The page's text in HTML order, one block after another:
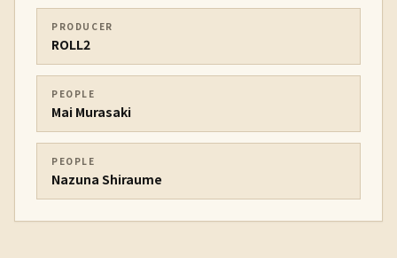
PRODUCER
ROLL2
PEOPLE
Mai Murasaki
PEOPLE
Nazuna Shiraume